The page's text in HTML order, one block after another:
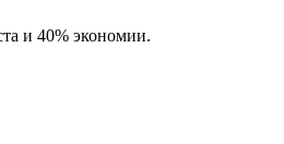
и 40% экономии.